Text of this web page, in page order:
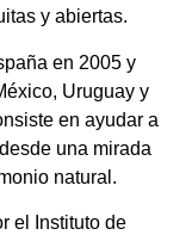
y abiertas.
en 2005 y
Uruguay y
en ayudar a
una mirada
natural.
el Instituto de